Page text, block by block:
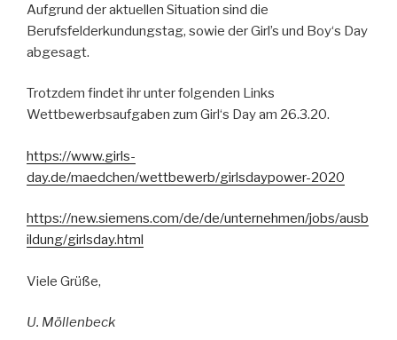
Aufgrund der aktuellen Situation sind die
Berufsfelderkundungstag, sowie der Girl’s und Boy‘s Day
abgesagt.
Trotzdem findet ihr unter folgenden Links
Wettbewerbsaufgaben zum Girl‘s Day am 26.3.20.
https://www.girls-
day.de/maedchen/wettbewerb/girlsdaypower-2020
https://new.siemens.com/de/de/unternehmen/jobs/ausb
ildung/girlsday.html
Viele Grüße,
U. Möllenbeck